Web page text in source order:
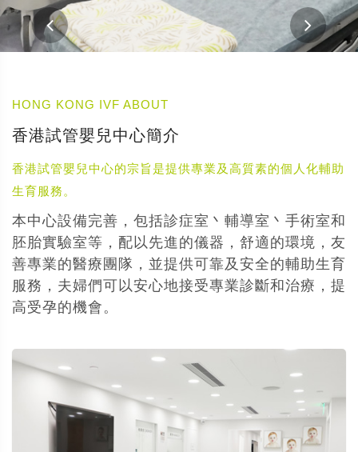
HONG KONG IVF ABOUT
香港試管嬰兒中心簡介
香港試管嬰兒中心的宗旨是提供專業及高質素的個人化輔助
生育服務。
本中心設備完善，包括診症室丶輔導室丶手術室和
胚胎實驗室等，配以先進的儀器，舒適的環境，友
善專業的醫療團隊，並提供可靠及安全的輔助生育
服務，夫婦們可以安心地接受專業診斷和治療，提
高受孕的機會。